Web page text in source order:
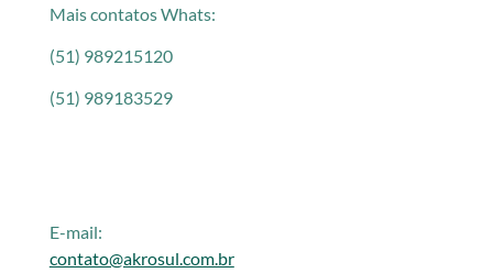
Mais contatos Whats:
(51) 989215120
(51) 989183529
E-mail:
contato@akrosul.com.br